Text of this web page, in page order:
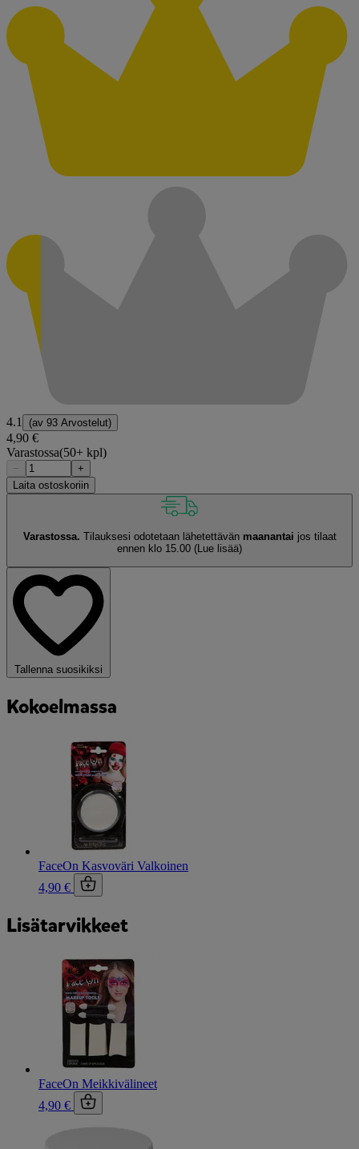
4.1 (av 93 Arvostelut)
4,90 €
Varastossa(50+ kpl)
−
+
Laita ostoskoriin
Varastossa. Tilauksesi odotetaan lähetettävän maanantai jos tilaat
ennen klo 15.00 (Lue lisää)
Tallenna suosikiksi
Kokoelmassa
FaceOn Kasvoväri Valkoinen
4,90 €
Lisätarvikkeet
FaceOn Meikkivälineet
4,90 €